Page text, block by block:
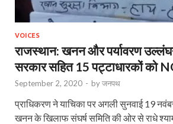
VOICES
राजस्थान: खनन और पर्यावरण
सरकार सहित 15 पट्टाधारकों को
September 2, 2020 - byजनपथ
प्राधिकरण ने याचिका पर अगली सुनवाई 19
खनन के खिलाफ संघर्ष समिति की ओर से राधे